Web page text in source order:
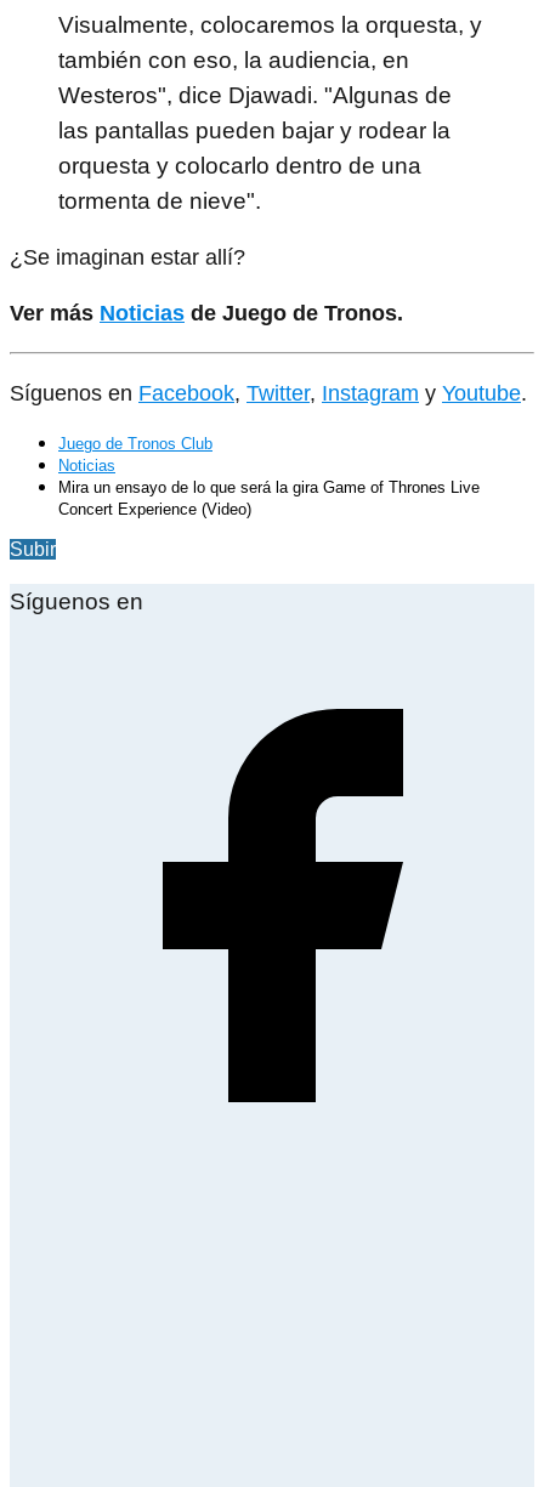
Visualmente, colocaremos la orquesta, y
también con eso, la audiencia, en
Westeros", dice Djawadi. "Algunas de
las pantallas pueden bajar y rodear la
orquesta y colocarlo dentro de una
tormenta de nieve".
¿Se imaginan estar allí?
Ver más Noticias de Juego de Tronos.
Síguenos en Facebook, Twitter, Instagram y Youtube.
Juego de Tronos Club
Noticias
Mira un ensayo de lo que será la gira Game of Thrones Live
Concert Experience (Video)
Subir
Síguenos en